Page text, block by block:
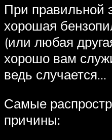
При правильной
хорошая
(или любая
хорошо вам
ведь случается…
Самые
причины: